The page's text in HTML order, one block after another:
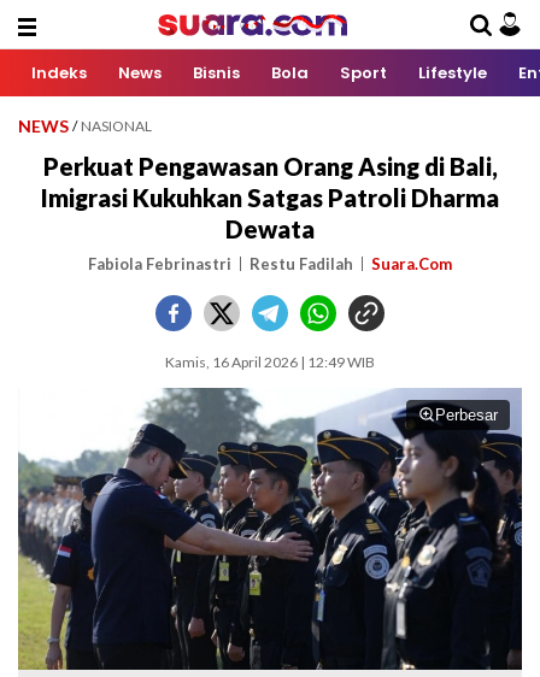
Indeks News Bisnis Bola Sport Lifestyle
NEWS / NASIONAL
Perkuat Pengawasan Orang Asing di Bali,
Imigrasi Kukuhkan Satgas Patroli Dharma
Dewata
Fabiola Febrinastri Restu Fadilah Suara.Com
Kamis, 16 April 2026 | 12:49 WIB
Perbesar